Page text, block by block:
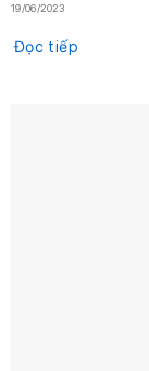
19/06/2023
Đọc tiếp